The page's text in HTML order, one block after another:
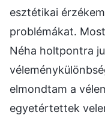
esztétikai
problémákat.
Néha holtpontra
elmondtam a
egyetértettek